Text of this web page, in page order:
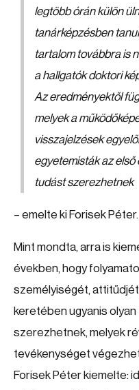
legtöbb órán külön
tanárképzésben
tartalom továbbra is
a hallgatók doktori
Az eredményektől
melyek a
visszajelzések
egyetemisták az első
tudást szerezhetnek
– emelte ki Forisek Péter.
Mint mondta, arra is
években, hogy
személyiségét,
keretében ugyanis
szerezhetnek, melyek
tevékenységet
Forisek Péter kiemelte: